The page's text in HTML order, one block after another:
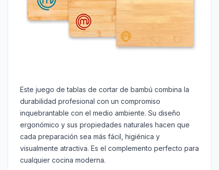
Este juego de tablas de cortar de bambú combina la
durabilidad profesional con un compromiso
inquebrantable con el medio ambiente. Su diseño
ergonómico y sus propiedades naturales hacen que
cada preparación sea más fácil, higiénica y
visualmente atractiva. Es el complemento perfecto para
cualquier cocina moderna.